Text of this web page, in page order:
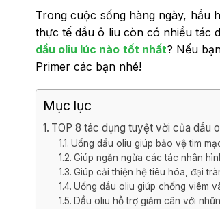
Trong cuộc sống hàng ngày, hầu
thực tế dầu ô liu còn có nhiều tác
dầu oliu lúc nào tốt nhất? Nếu
Primer các bạn nhé!
Mục lục
TOP 8 tác dụng tuyệt vời của dầu
Uống dầu oliu giúp bảo vệ tim
Giúp ngăn ngừa các tác nhân
Giúp cải thiện hệ tiêu hóa, đại
Uống dầu oliu giúp chống viêm
Dầu oliu hỗ trợ giảm cân với